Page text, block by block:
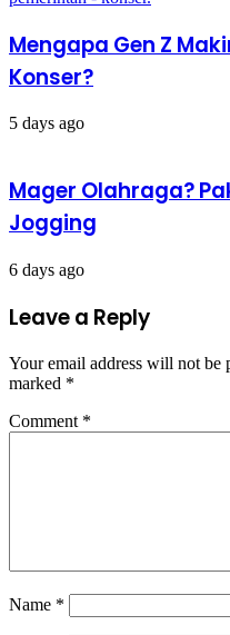
Mengapa Gen Z
Konser?
5 days ago
Mager Olahraga?
Jogging
6 days ago
Leave a Reply
Your email address will not be
marked *
Comment *
Name *